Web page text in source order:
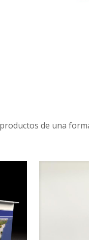
de una